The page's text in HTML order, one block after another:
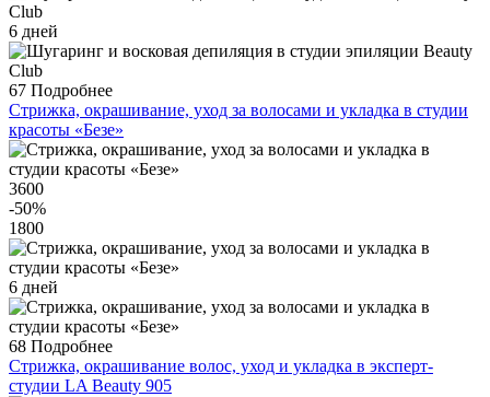
6 дней
67 Подробнее
Стрижка, окрашивание, уход за волосами и укладка в студии
красоты «Безе»
3600
-50%
1800
6 дней
68 Подробнее
Стрижка, окрашивание волос, уход и укладка в эксперт-
студии LA Beauty 905